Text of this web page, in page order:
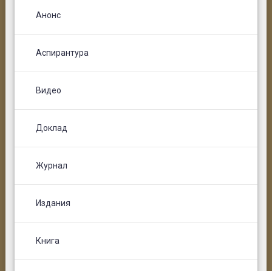
Анонс
Аспирантура
Видео
Доклад
Журнал
Издания
Книга